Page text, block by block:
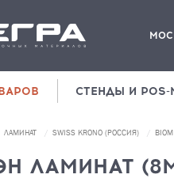
СТЕНДЫ И
ЛАМИНАТ SWISS KRONO (РОССИЯ)
ЛАМИНАТ